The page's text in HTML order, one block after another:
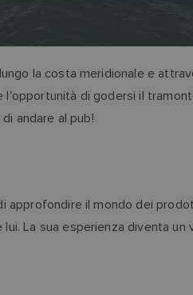
la costa meridionale e
di godersi il
andare al pub!
il mondo dei
La sua esperienza diventa